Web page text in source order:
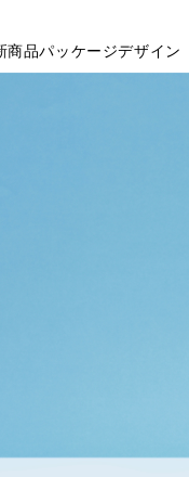
商品パッケージデザイン